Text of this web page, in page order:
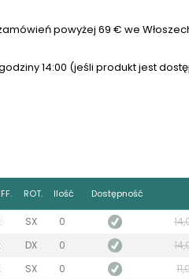
powyżej 69 € we
14:00 (jeśli produkt jest
ROT. Ilość Dostępność
SX 0
DX 0
SX 0